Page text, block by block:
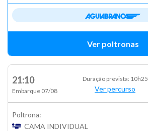
Ver poltronas
21:10
Embarque 07/08
Duração prevista: 10h25
Ver percurso
Poltrona:
CAMA INDIVIDUAL